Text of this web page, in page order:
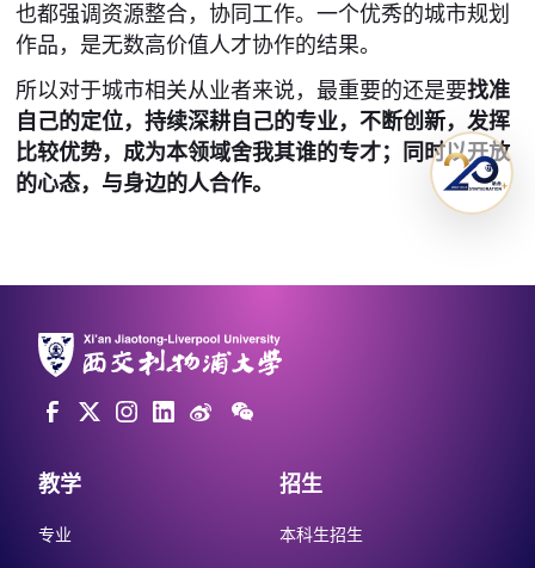
也都强调资源整合，协同工作。一个优秀的城市规划
作品，是无数高价值人才协作的结果。
所以对于城市相关从业者来说，最重要的还是要找准
自己的定位，持续深耕自己的专业，不断创新，发挥
比较优势，成为本领域舍我其谁的专才；同时以开放
的心态，与身边的人合作。
教学
专业
招生
本科生招生